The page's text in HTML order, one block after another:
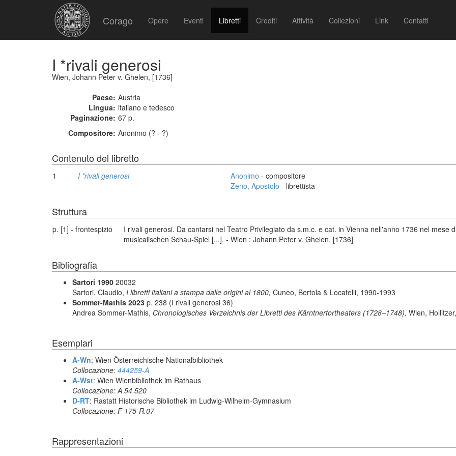
Corago Opere Eventi Libretti Crediti Attività Collezioni Link Contatti
I *rivali generosi
Wien, Johann Peter v. Ghelen, [1736]
Paese: Austria
Lingua: italiano e tedesco
Paginazione: 67 p.
Compositore: Anonimo (? - ?)
Contenuto del libretto
1 I *rivali generosi Anonimo - compositore
Zeno, Apostolo - librettista
Struttura
p. [1] - frontespizio
I rivali generosi. Da cantarsi nel Teatro Privilegiato da s.m.c. e cat. in Vienna nell'anno 1736 nel mese
musicalischen Schau-Spiel [...]. - Wien : Johann Peter v. Ghelen, [1736]
Bibliografia
Sartori 1990 20032
Sartori, Claudio, I libretti italiani a stampa dalle origini al 1800, Cuneo, Bertola & Locatelli, 1990-1993
Sommer-Mathis 2023 p. 238 (I rivali generosi 36)
Andrea Sommer-Mathis, Chronologisches Verzeichnis der Libretti des Kärntnertortheaters (1728–1748), Wien,
Esemplari
A-Wn: Wien Österreichische Nationalbibliothek
Collocazione: 444259-A
A-Wst: Wien Wienbibliothek im Rathaus
Collocazione: A 54.520
D-RT: Rastatt Historische Bibliothek im Ludwig-Wilhelm-Gymnasium
Collocazione: F 175-R.07
Rappresentazioni